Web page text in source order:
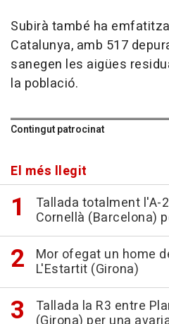
Subirà també ha
Catalunya, amb 517
sanegen les aigües
la població.
Contingut patrocinat
El més llegit
Tallada totalment l'A-
Cornellà (Barcelona)
Mor ofegat un home
L'Estartit (Girona)
Tallada la R3 entre